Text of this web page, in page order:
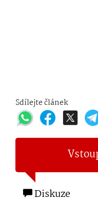
Sdílejte článek
Diskuze